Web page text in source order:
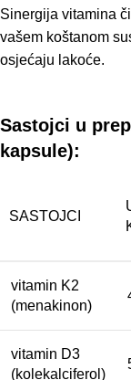
Sinergija vitamina
vašem koštanom
osjećaju lakoće.
Sastojci u
kapsule):
SASTOJCI
vitamin K2
(menakinon)
vitamin D3
(kolekalciferol)